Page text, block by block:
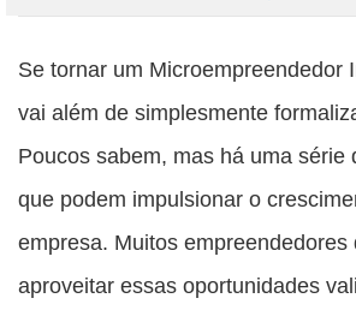
esta
publicação
esta
publicação
esta
com
Se tornar um Microempreendedor
vai além de simplesmente
Poucos sabem, mas há uma série
que podem impulsionar o
empresa. Muitos empreendedores
aproveitar essas oportunidades